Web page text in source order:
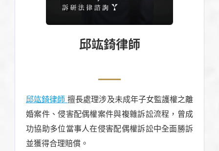
邱竑錡律師
邱竑錡律師擅長處理涉及未成年子女監護權之離
婚案件、侵害配偶權案件與複雜訴訟流程，曾成
功協助多位當事人在侵害配偶權訴訟中全面勝訴
並獲得合理賠償。